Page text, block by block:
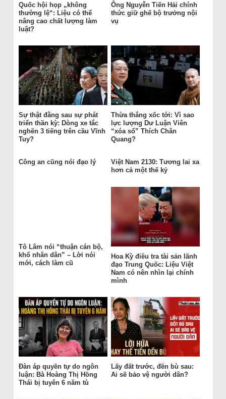
Quốc hội họp „không
thường lệ“: Liệu có thể
nâng cao chất lượng làm
luật?
Ông Nguyễn Tiến Hải chính
thức giữ ghế bộ trưởng nội
vụ
Sự thật đằng sau sự phát
triển thần kỳ: Dòng xe tắc
nghẽn 3 tiếng trên cầu Vĩnh
Tuy?
Thừa thắng xốc tới: Vì sao
lực lượng Dư Luận Viên
“xóa sổ” Thích Chân
Quang?
Công an cũng nói đạo lý
Việt Nam 2130: Tương lai xa
hơn cả một thế kỷ
Tô Lâm nói “thuận cán bộ,
khổ nhân dân” – Lời nói
mới, cách làm cũ
Hoa Kỳ điều tra tài sản lãnh
đạo Trung Quốc: Liệu Việt
Nam có nên nhìn lại chính
mình
Đàn áp quyền tự do ngôn
luận: Bà Hoàng Thị Hồng
Thái bị tuyên 6 năm tù
Lấy đất trước, đền bù sau:
Ai sẽ bảo vệ người dân?